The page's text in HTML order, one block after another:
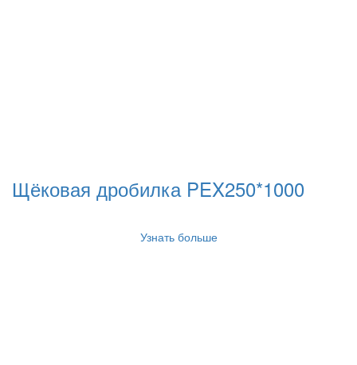
Щёковая дробилка PEX250*1000
Узнать больше